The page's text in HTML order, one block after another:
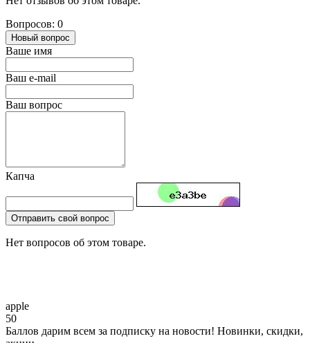
Вопросов: 0
Новый вопрос
Ваше имя
Ваш e-mail
Ваш вопрос
Капча
Отправить свой вопрос
Нет вопросов об этом товаре.
apple
50
Баллов дарим всем за подписку на новости! Новинки, скидки,